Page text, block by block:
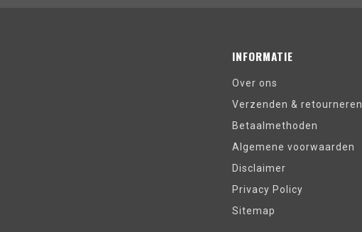
INFORMATIE
Over ons
Verzenden & retourneren
Betaalmethoden
Algemene voorwaarden
Disclaimer
Privacy Policy
Sitemap